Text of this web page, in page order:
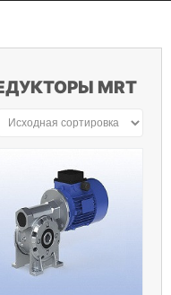
MRT